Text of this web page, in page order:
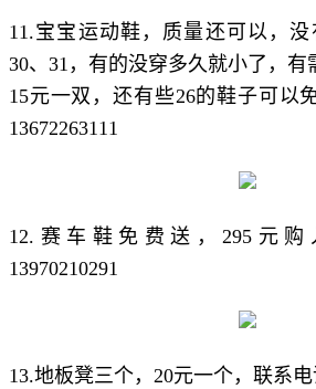
11.宝宝运动鞋，质量还可以，没
30、31，有的没穿多久就小了，有
15元一双，还有些26的鞋子可以
13672263111
12.赛车鞋免费送，295元购
13970210291
13.地板凳三个，20元一个，联系电